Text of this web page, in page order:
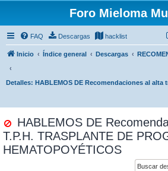
Foro Mieloma
FAQ Descargas hacklist
Inicio Índice general Descargas
Detalles: HABLEMOS DE Recomendaciones al alta
HABLEMOS DE
T.P.H. TRASPLANTE DE
HEMATOPOYÉTICOS